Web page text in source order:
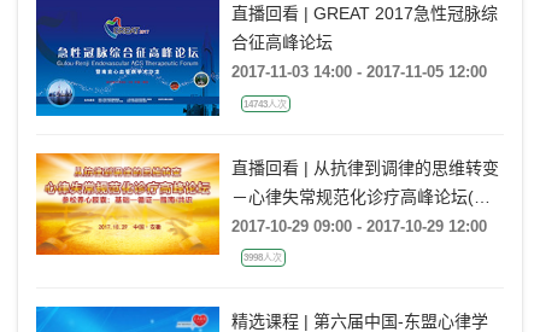
直播回看 | GREAT 2017急性冠脉综
合征高峰论坛
2017-11-03 14:00 - 2017-11-05 12:00
14743人次
直播回看 | 从抗律到调律的思维转变
－心律失常规范化诊疗高峰论坛(安
徽站)
2017-10-29 09:00 - 2017-10-29 12:00
3998人次
精选课程 | 第六届中国-东盟心律学